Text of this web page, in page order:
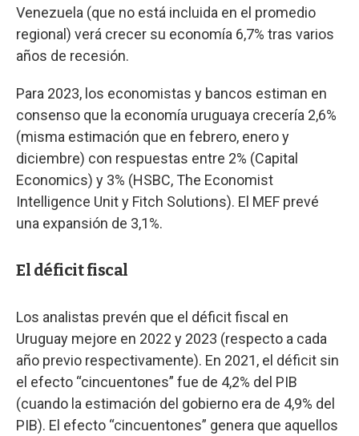
Venezuela (que no está incluida en el promedio
regional) verá crecer su economía 6,7% tras varios
años de recesión.
Para 2023, los economistas y bancos estiman en
consenso que la economía uruguaya crecería 2,6%
(misma estimación que en febrero, enero y
diciembre) con respuestas entre 2% (Capital
Economics) y 3% (HSBC, The Economist
Intelligence Unit y Fitch Solutions). El MEF prevé
una expansión de 3,1%.
El déficit fiscal
Los analistas prevén que el déficit fiscal en
Uruguay mejore en 2022 y 2023 (respecto a cada
año previo respectivamente). En 2021, el déficit sin
el efecto “cincuentones” fue de 4,2% del PIB
(cuando la estimación del gobierno era de 4,9% del
PIB). El efecto “cincuentones” genera que aquellos